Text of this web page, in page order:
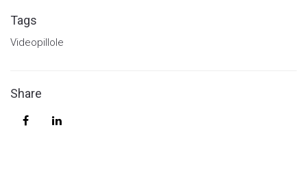
Tags
Videopillole
Share